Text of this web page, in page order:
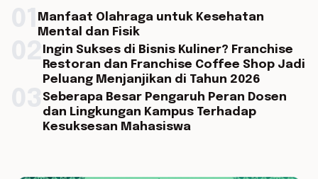
Manfaat Olahraga untuk Kesehatan
Mental dan Fisik
Ingin Sukses di Bisnis Kuliner? Franchise
Restoran dan Franchise Coffee Shop Jadi
Peluang Menjanjikan di Tahun 2026
Seberapa Besar Pengaruh Peran Dosen
dan Lingkungan Kampus Terhadap
Kesuksesan Mahasiswa